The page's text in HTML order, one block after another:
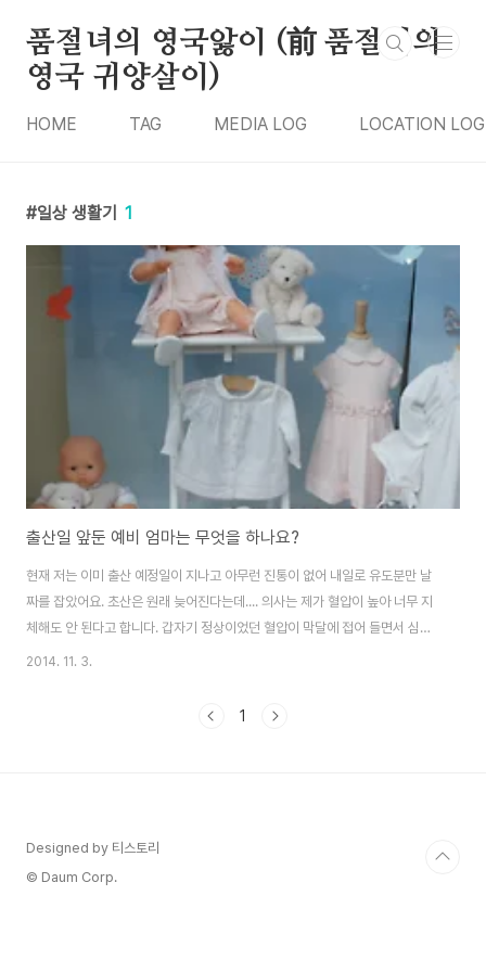
품절녀의 영국앓이 (前 품절녀의
영국 귀양살이)
HOME TAG MEDIA LOG LOCATION LOG
일상 생활기 1
출산일 앞둔 예비 엄마는 무엇을 하나요?
현재 저는 이미 출산 예정일이 지나고 아무런 진통이 없어 내일로 유도분만 날
짜를 잡았어요. 초산은 원래 늦어진다는데.... 의사는 제가 혈압이 높아 너무 지
체해도 안 된다고 합니다. 갑자기 정상이었던 혈압이 막달에 접어 들면서 심하
게 오르면서 걱정이 늘었어요. 저염식을 하라고 해서 요즘 채소 및 고구마만 먹
듯이 어제부터 하기 시작했어요. 부지런한 예비 엄마들은 이미 몇 주전부터 출
2014. 11. 3.
1
Designed by 티스토리
© Daum Corp.